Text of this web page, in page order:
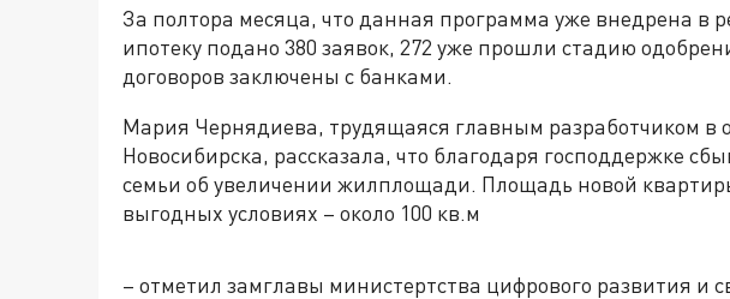
За полтора месяца, что данная программа уже внедрена в
ипотеку подано 380 заявок, 272 уже прошли стадию
договоров заключены с банками.
Мария Чернядиева, трудящаяся главным разработчиком в
Новосибирска, рассказала, что благодаря господдержке
семьи об увеличении жилплощади. Площадь новой
выгодных условиях – около 100 кв.м
– отметил замглавы министертства цифрового развития и